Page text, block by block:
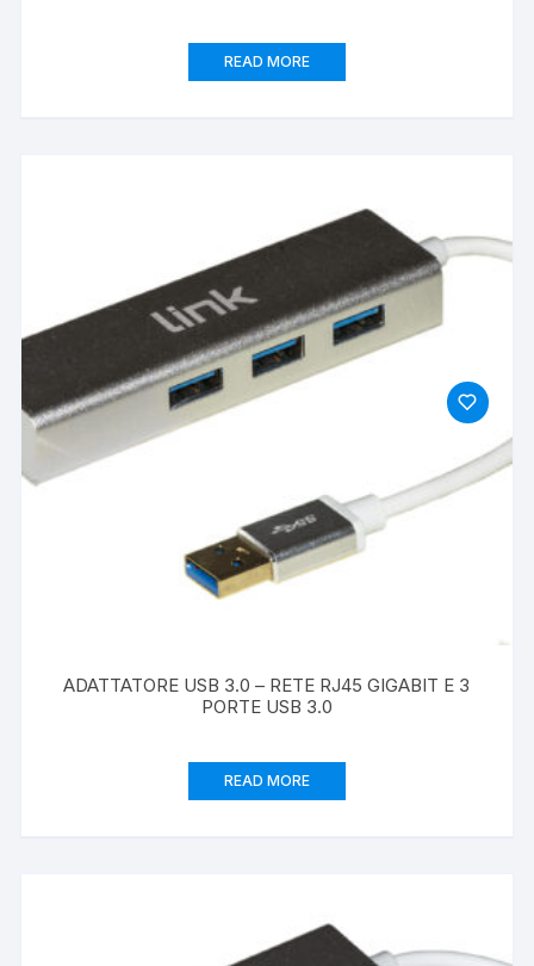
READ MORE
ADATTATORE USB 3.0 – RETE RJ45 GIGABIT E 3
PORTE USB 3.0
READ MORE